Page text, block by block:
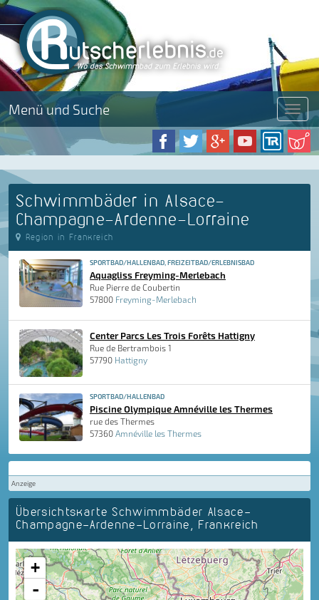
Menü und Suche Menü
Schwimmbäder in Alsace-
Champagne-Ardenne-Lorraine
Region in Frankreich
SPORTBAD/HALLENBAD, FREIZEITBAD/ERLEBNISBAD
Aquagliss Freyming-Merlebach
Rue Pierre de Coubertin
57800 Freyming-Merlebach
Center Parcs Les Trois Forêts Hattigny
Rue de Bertrambois 1
57790 Hattigny
SPORTBAD/HALLENBAD
Piscine Olympique Amnéville les Thermes
rue des Thermes
57360 Amnéville les Thermes
Anzeige
Übersichtskarte Schwimmbäder Alsace-
Champagne-Ardenne-Lorraine, Frankreich
+
-